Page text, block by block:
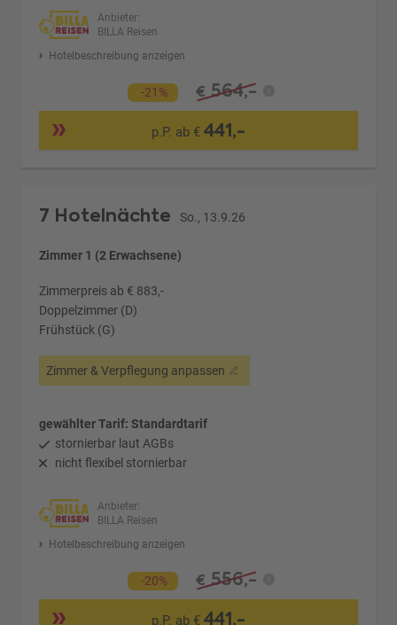
Anbieter:
BILLA Reisen
Hotelbeschreibung anzeigen
-21% € 564,-
p.P. ab € 441,-
7 Hotelnächte So., 13.9.26
Zimmer 1 (2 Erwachsene)
Zimmerpreis ab € 883,-
Doppelzimmer (D)
Frühstück (G)
Zimmer & Verpflegung anpassen
gewählter Tarif: Standardtarif
stornierbar laut AGBs
nicht flexibel stornierbar
Anbieter:
BILLA Reisen
Hotelbeschreibung anzeigen
-20% € 556,-
p.P. ab € 441,-